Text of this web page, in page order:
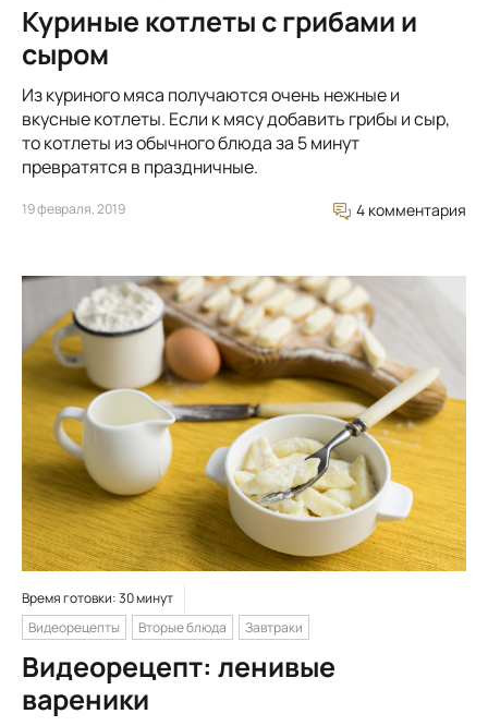
Куриные котлеты с грибами и
сыром
Из куриного мяса получаются очень нежные и
вкусные котлеты. Если к мясу добавить грибы и сыр,
то котлеты из обычного блюда за 5 минут
превратятся в праздничные.
19 февраля, 2019 4 комментария
Время готовки: 30 минут
Видеорецепты
Вторые блюда Завтраки
Видеорецепт: ленивые
вареники